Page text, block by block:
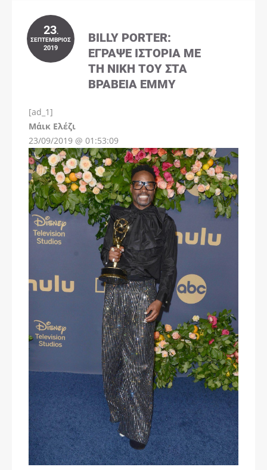
23.
ΣΕΠΤΈΜΒΡΙΟΣ
2019
BILLY PORTER:
ΈΓΡΑΨΕ ΙΣΤΟΡΊΑ ΜΕ
ΤΗ ΝΊΚΗ ΤΟΥ ΣΤΑ
ΒΡΑΒΕΊΑ EMMY
[ad_1]
Μάικ ΕλέζιInstagram
23/09/2019 @ 01:53:09